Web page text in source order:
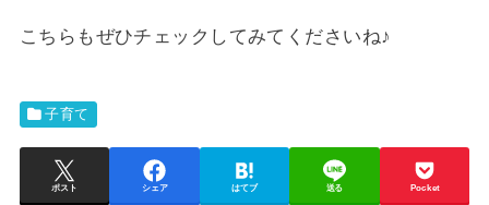
こちらもぜひチェックしてみてくださいね♪
子育て
ポスト シェア はてブ 送る Pocket